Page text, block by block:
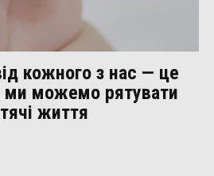
кожного з нас — це
ми можемо рятувати
життя